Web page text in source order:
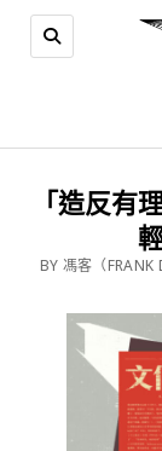
「造反有
BY 馮客（